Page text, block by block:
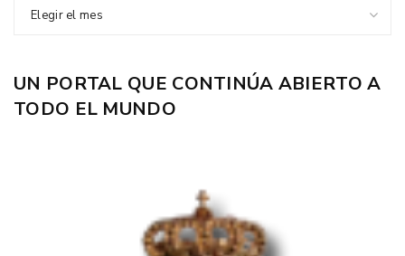
Elegir el mes
UN PORTAL QUE CONTINÚA ABIERTO A
TODO EL MUNDO